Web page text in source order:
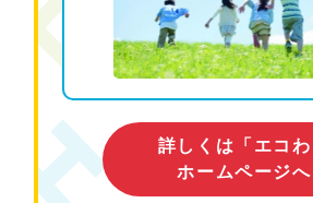
詳しくは「エコわ
ホームページへ